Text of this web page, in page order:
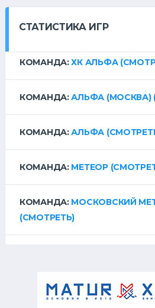
СТАТИСТИКА ИГР
КОМАНДА:ХК АЛЬФА
КОМАНДА:АЛЬФА (МОСКВА)
КОМАНДА:АЛЬФА
КОМАНДА: МЕТЕОР
КОМАНДА: МОСКОВСКИЙ
(СМОТРЕТЬ)